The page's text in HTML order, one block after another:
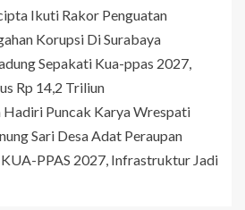
Ikuti Rakor Penguatan
Korupsi Di Surabaya
Sepakati Kua-ppas 2027,
Rp 14,2 Triliun
Puncak Karya Wrespati
Sari Desa Adat Peraupan
PPAS 2027, Infrastruktur Jadi